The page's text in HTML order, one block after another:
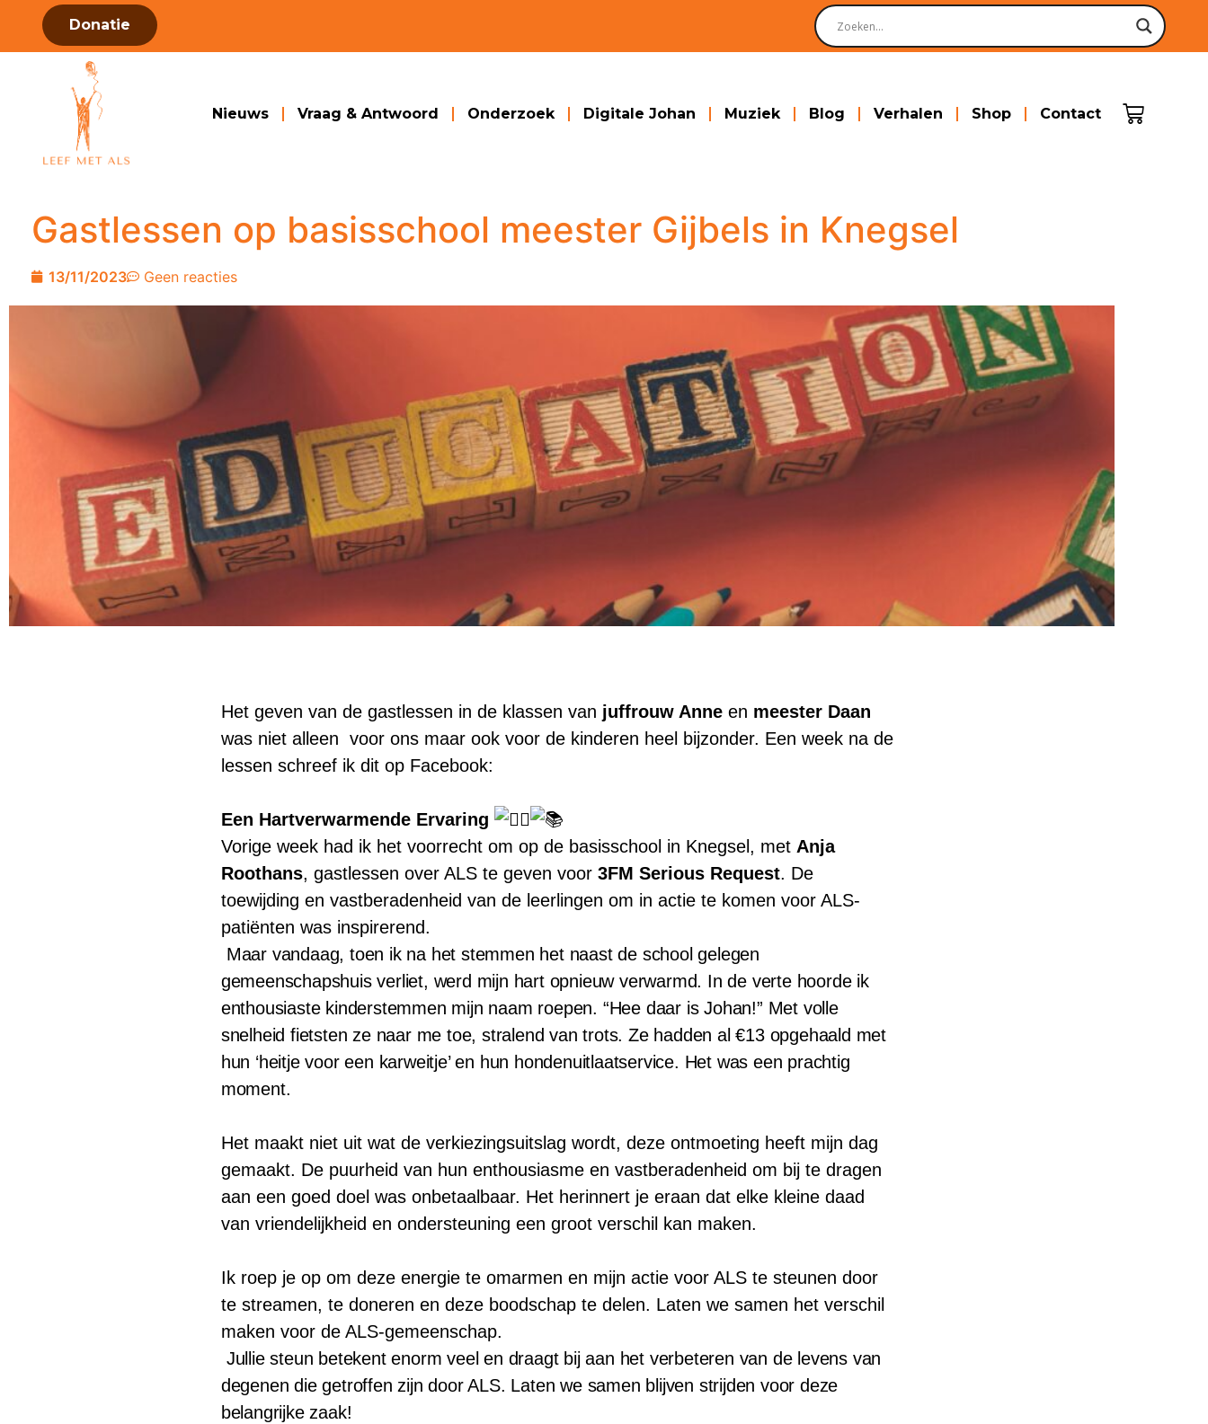
Donatie
Nieuws Vraag & Antwoord Onderzoek Digitale Johan Muziek Blog Verhalen Shop Contact
Gastlessen op basisschool meester Gijbels in Knegsel
13/11/2023 Geen reacties
Het geven van de gastlessen in de klassen van juffrouw Anneen meester Daan
was niet alleen voor ons maar ook voor de kinderen heel bijzonder. Een week na de
lessen schreef ik dit op Facebook:
Een Hartverwarmende Ervaring
Vorige week had ik het voorrecht om op de basisschool in Knegsel, met Anja
Roothans, gastlessen over ALS te geven voor 3FM Serious Request. De
toewijding en vastberadenheid van de leerlingen om in actie te komen voor ALS-
patiënten was inspirerend.
Maar vandaag, toen ik na het stemmen het naast de school gelegen
gemeenschapshuis verliet, werd mijn hart opnieuw verwarmd. In de verte hoorde ik
enthousiaste kinderstemmen mijn naam roepen. “Hee daar is Johan!” Met volle
snelheid fietsten ze naar me toe, stralend van trots. Ze hadden al €13 opgehaald met
hun ‘heitje voor een karweitje’ en hun hondenuitlaatservice. Het was een prachtig
moment.
Het maakt niet uit wat de verkiezingsuitslag wordt, deze ontmoeting heeft mijn dag
gemaakt. De puurheid van hun enthousiasme en vastberadenheid om bij te dragen
aan een goed doel was onbetaalbaar. Het herinnert je eraan dat elke kleine daad
van vriendelijkheid en ondersteuning een groot verschil kan maken.
Ik roep je op om deze energie te omarmen en mijn actie voor ALS te steunen door
te streamen, te doneren en deze boodschap te delen. Laten we samen het verschil
maken voor de ALS-gemeenschap.
Jullie steun betekent enorm veel en draagt bij aan het verbeteren van de levens van
degenen die getroffen zijn door ALS. Laten we samen blijven strijden voor deze
belangrijke zaak!